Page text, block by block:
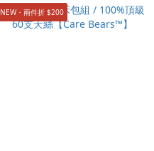
NEW・兩件折 $200